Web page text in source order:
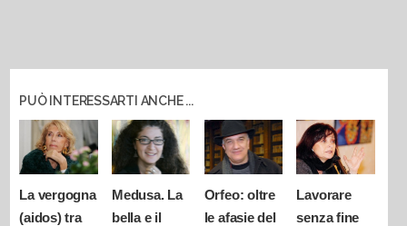
PUÒ INTERESSARTI ANCHE ...
La vergogna
(aidos) tra
Medusa. La
bella e il
Orfeo: oltre
le afasie del
Lavorare
senza fine